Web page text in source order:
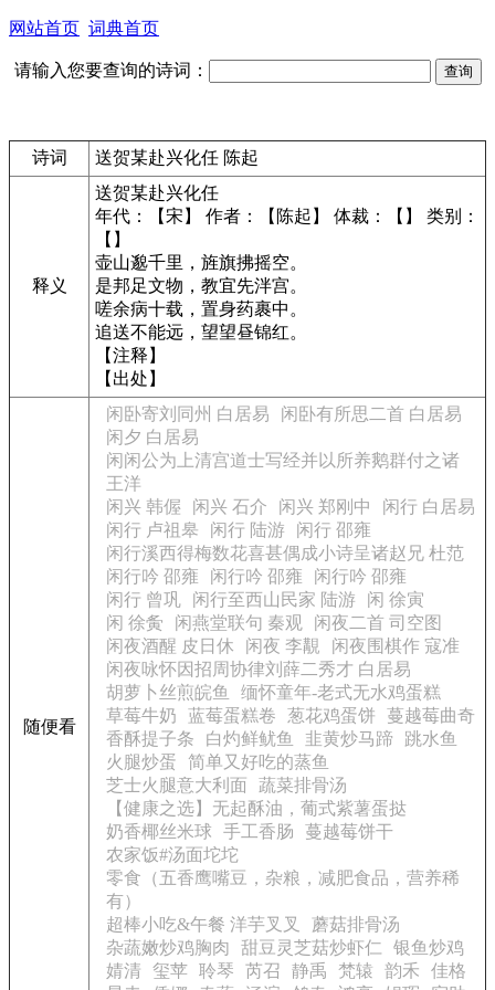
网站首页 词典首页
请输入您要查询的诗词：
诗词 送贺某赴兴化任 陈起
释义
送贺某赴兴化任
年代：【宋】 作者：【陈起】 体裁：【】 类别：
【】
壶山邈千里，旌旗拂摇空。
是邦足文物，教宜先泮宫。
嗟余病十载，置身药裹中。
追送不能远，望望昼锦红。
【注释】
【出处】
随便看
闲卧寄刘同州 白居易
闲卧有所思二首 白居易
闲夕 白居易
闲闲公为上清宫道士写经并以所养鹅群付之诸
王洋
闲兴 韩偓
闲兴 石介 闲兴 郑刚中
闲行 白居易
闲行 卢祖皋
闲行 陆游
闲行 邵雍
闲行溪西得梅数花喜甚偶成小诗呈诸赵兄 杜范
闲行吟 邵雍
闲行吟 邵雍
闲行吟 邵雍
闲行 曾巩
闲行至西山民家 陆游
闲 徐寅
闲 徐夤
闲燕堂联句 秦观
闲夜二首 司空图
闲夜酒醒 皮日休
闲夜 李覯
闲夜围棋作 寇准
闲夜咏怀因招周协律刘薛二秀才 白居易
胡萝卜丝煎皖鱼
缅怀童年-老式无水鸡蛋糕
草莓牛奶
蓝莓蛋糕卷 葱花鸡蛋饼
蔓越莓曲奇
香酥提子条
白灼鲜鱿鱼 韭黄炒马蹄
跳水鱼
火腿炒蛋
简单又好吃的蒸鱼
芝士火腿意大利面
蔬菜排骨汤
【健康之选】无起酥油，葡式紫薯蛋挞
奶香椰丝米球
手工香肠
蔓越莓饼干
农家饭#汤面坨坨
零食（五香鹰嘴豆，杂粮，减肥食品，营养稀
有）
超棒小吃&午餐 洋芋叉叉
蘑菇排骨汤
杂蔬嫩炒鸡胸肉
甜豆灵芝菇炒虾仁
银鱼炒鸡
婧清
玺苹 聆琴 芮召 静禹 梵辕 韵禾
佳格